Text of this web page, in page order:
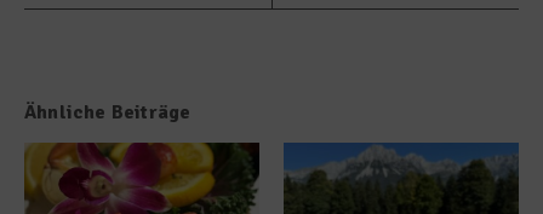
Ähnliche Beiträge